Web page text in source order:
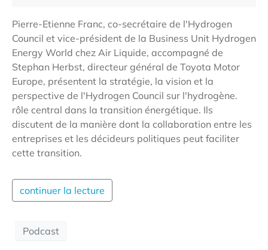
Pierre-Etienne Franc, co-secrétaire de l'Hydrogen
Council et vice-président de la Business Unit Hydrogen
Energy World chez Air Liquide, accompagné de
Stephan Herbst, directeur général de Toyota Motor
Europe, présentent la stratégie, la vision et la
perspective de l'Hydrogen Council sur l'hydrogène.
rôle central dans la transition énergétique. Ils
discutent de la manière dont la collaboration entre les
entreprises et les décideurs politiques peut faciliter
cette transition.
continuer la lecture
Podcast